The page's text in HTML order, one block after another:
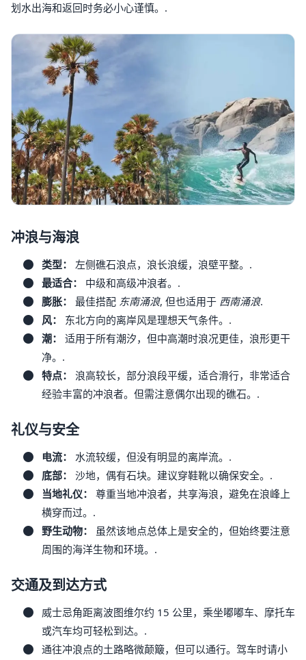
划水出海和返回时务必小心谨慎。.
冲浪与海浪
类型：
左侧礁石浪点，浪长浪缓，浪壁平整。.
最适合：
中级和高级冲浪者。.
膨胀：
最佳搭配 东南涌浪, 但也适用于 西南涌浪.
风：
东北方向的离岸风是理想天气条件。.
潮：
适用于所有潮汐，但中高潮时浪况更佳，浪形更干
净。.
特点：
浪高较长，部分浪段平缓，适合滑行，非常适合
经验丰富的冲浪者。但需注意偶尔出现的礁石。.
礼仪与安全
电流：
水流较缓，但没有明显的离岸流。.
底部：
沙地，偶有石块。建议穿鞋靴以确保安全。.
当地礼仪：
尊重当地冲浪者，共享海浪，避免在浪峰上
横穿而过。.
野生动物：
虽然该地点总体上是安全的，但始终要注意
周围的海洋生物和环境。.
交通及到达方式
威士忌角距离波图维尔约 15 公里，乘坐嘟嘟车、摩托车
或汽车均可轻松到达。.
通往冲浪点的土路略微颠簸，但可以通行。驾车时请小